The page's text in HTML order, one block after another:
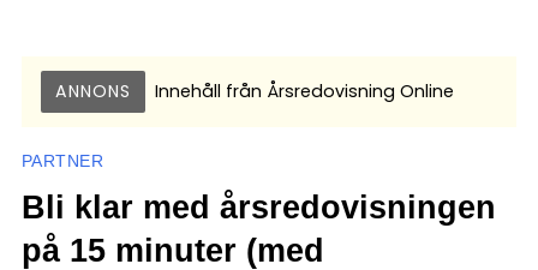
ANNONS Innehåll från Årsredovisning Online
PARTNER
Bli klar med årsredovisningen
på 15 minuter (med